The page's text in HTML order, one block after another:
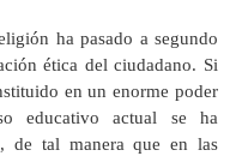
ha pasado a segundo
ética del ciudadano. Si
en un enorme poder
educativo actual se ha
de tal manera que en las